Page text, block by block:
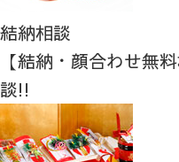
結納相談
【結納・顔合わせ無
談!!